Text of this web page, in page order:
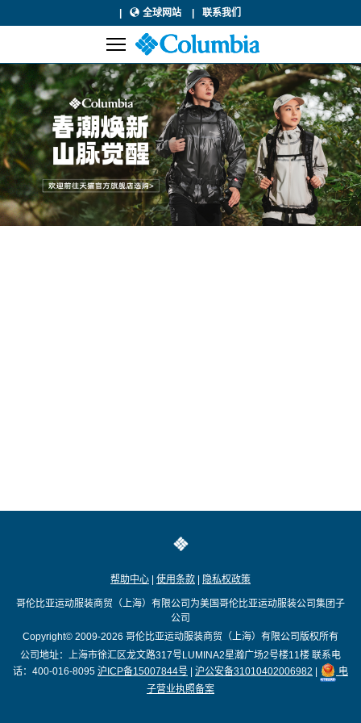
全球网站 联系我们
帮助中心 使用条款 隐私权政策
哥伦比亚运动服装商贸（上海）有限公司为美国哥伦比亚运动服装公司集团子
公司
Copyright© 2009-2026 哥伦比亚运动服装商贸（上海）有限公司版权所有
公司地址：上海市徐汇区龙文路317号LUMINA2星瀚广场2号楼11楼 联系电
话：400-016-8095 沪ICP备15007844号 沪公安备31010402006982
电
子营业执照备案